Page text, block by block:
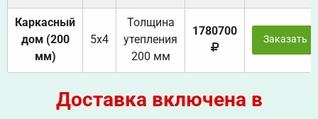
Каркасный
дом (200
мм)
5х4
Толщина
утепления
200 мм
1780700
Заказать
Доставка включена в